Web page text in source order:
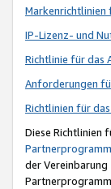
Markenrichtlinien
IP-Lizenz- und
Richtlinie für das
Anforderungen
Richtlinien für
Diese Richtlinien
Partnerprogramm
der